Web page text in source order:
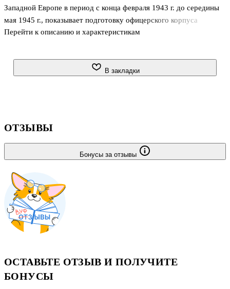
Западной Европе в период с конца февраля 1943 г. до середины
мая 1945 г., показывает подготовку офицерского корпуса
американской армии, организацию управления и методы работы
Перейти к описанию и характеристикам
В закладки
ОТЗЫВЫ
Бонусы за отзывы
ОСТАВЬТЕ ОТЗЫВ И ПОЛУЧИТЕ
БОНУСЫ